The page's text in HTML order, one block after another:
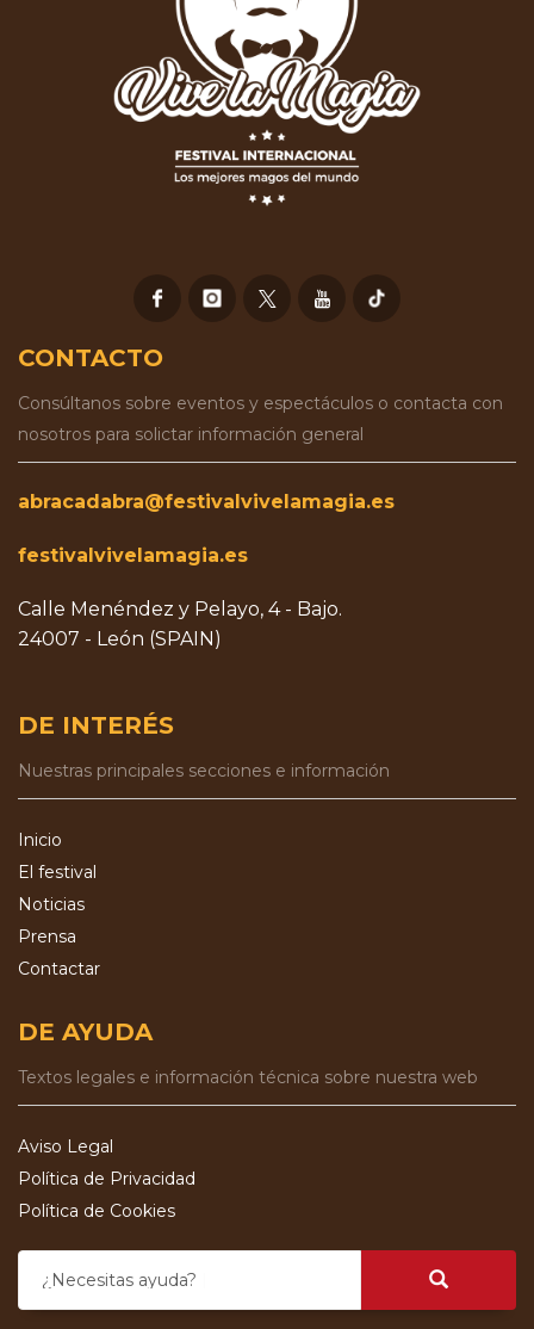
CONTACTO
Consúltanos sobre eventos y espectáculos o contacta con
nosotros para solictar información general
abracadabra@festivalvivelamagia.es
festivalvivelamagia.es
Calle Menéndez y Pelayo, 4 - Bajo.
24007 - León (SPAIN)
DE INTERÉS
Nuestras principales secciones e información
Inicio
El festival
Noticias
Prensa
Contactar
DE AYUDA
Textos legales e información técnica sobre nuestra web
Aviso Legal
Política de Privacidad
Política de Cookies
¿Necesitas ayuda?